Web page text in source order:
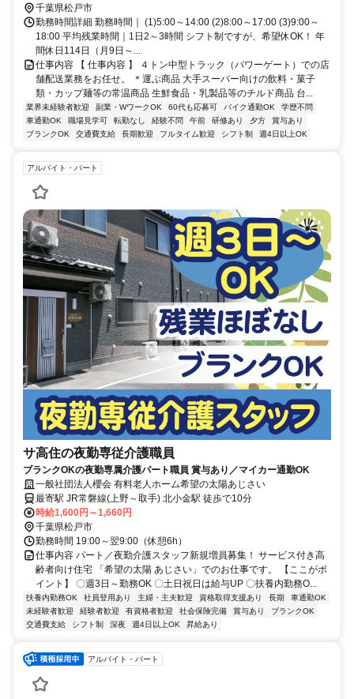
かの森駅」等からもアクセス良好◎
千葉県松戸市
勤務時間詳細 勤務時間｜ (1)5:00～14:00 (2)8:00～17:00 (3)9:00～
18:00 平均残業時間｜1日2～3時間 シフト制ですが、希望休OK！ 年
間休日114日（月9日～...
仕事内容 【 仕事内容 】 ４トン中型トラック（パワーゲート）での店
舗配送業務をお任せ。 ＊運ぶ商品 大手スーパー向けの飲料・菓子
類・カップ麺等の常温商品 生鮮食品・乳製品等のチルド商品 台...
業界未経験者歓迎 副業・WワークOK 60代も応募可 バイク通勤OK
学歴不問
車通勤OK
職場見学可 転勤なし 経験不問 午前 研修あり 夕方
賞与あり
ブランクOK
交通費支給 長期歓迎 フルタイム歓迎 シフト制 週4日以上OK
アルバイト・パート
サ高住の夜勤専従介護職員
ブランクOKの夜勤専属介護パート職員 賞与あり／マイカー通勤OK
一般社団法人櫻会 有料老人ホーム希望の太陽あじさい
最寄駅 JR常磐線(上野～取手) 北小金駅 徒歩で10分
時給1,600円～1,660円
千葉県松戸市
勤務時間 19:00～翌9:00（休憩6h）
仕事内容 パート／夜勤介護スタッフ新規増員募集！ サービス付き高
齢者向け住宅 「希望の太陽 あじさい」でのお仕事です。 【ここがポ
イント】 〇週3日～勤務OK 〇土日祝日は給与UP 〇扶養内勤務O...
扶養内勤務OK 社員登用あり 主婦・主夫歓迎 資格取得支援あり 長期
車通勤OK
未経験者歓迎
経験者歓迎 有資格者歓迎 社会保険完備 賞与あり
ブランクOK
交通費支給
シフト制 深夜 週4日以上OK 昇給あり
アルバイト・パート